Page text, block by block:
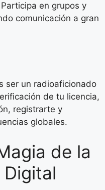
en grupos y
comunicación a gran
ser un radioaficionado
de tu licencia,
registrarte y
globales.
de la